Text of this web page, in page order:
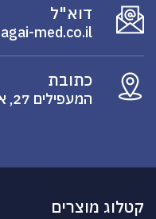
דוא"ל
med.co.il
כתובת
המעפילים 27, א.ת עיר גנים .ת.ד 413, קרית אתא
קטלוג מוצרים